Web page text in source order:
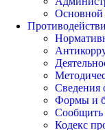
Основной
Сведения
Формы и
Сообщить
Кодекс